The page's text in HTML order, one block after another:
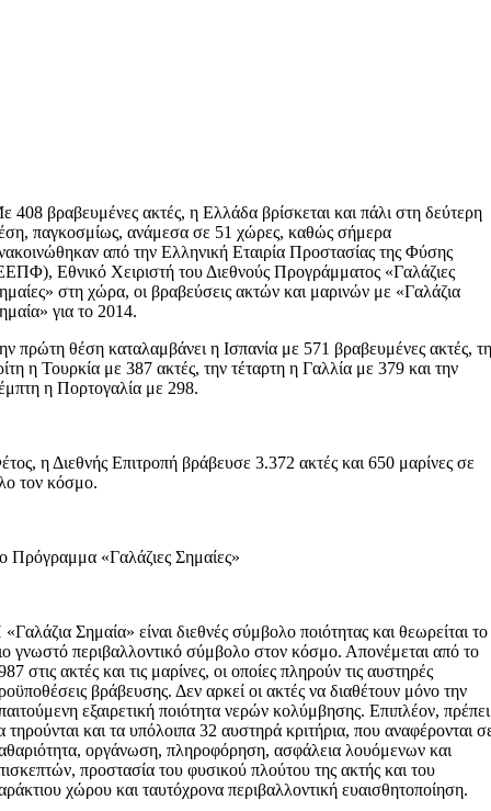
408 βραβευμένες ακτές, η Ελλάδα βρίσκεται και πάλι στη δεύτερη
παγκοσμίως, ανάμεσα σε 51 χώρες, καθώς σήμερα
από την Ελληνική Εταιρία Προστασίας της Φύσης
Εθνικό Χειριστή του Διεθνούς Προγράμματος «Γαλάζιες
στη χώρα, οι βραβεύσεις ακτών και μαρινών με «Γαλάζια
για το 2014.
πρώτη θέση καταλαμβάνει η Ισπανία με 571 βραβευμένες ακτές,
η Τουρκία με 387 ακτές, την τέταρτη η Γαλλία με 379 και την
η Πορτογαλία με 298.
η Διεθνής Επιτροπή βράβευσε 3.372 ακτές και 650 μαρίνες σε
τον κόσμο.
Πρόγραμμα «Γαλάζιες Σημαίες»
Σημαία» είναι διεθνές σύμβολο ποιότητας και θεωρείται το
γνωστό περιβαλλοντικό σύμβολο στον κόσμο. Απονέμεται από το
στις ακτές και τις μαρίνες, οι οποίες πληρούν τις αυστηρές
βράβευσης. Δεν αρκεί οι ακτές να διαθέτουν μόνο την
εξαιρετική ποιότητα νερών κολύμβησης. Επιπλέον, πρέπει
τηρούνται και τα υπόλοιπα 32 αυστηρά κριτήρια, που αναφέρονται
οργάνωση, πληροφόρηση, ασφάλεια λουόμενων και
προστασία του φυσικού πλούτου της ακτής και του
χώρου και ταυτόχρονα περιβαλλοντική ευαισθητοποίηση.